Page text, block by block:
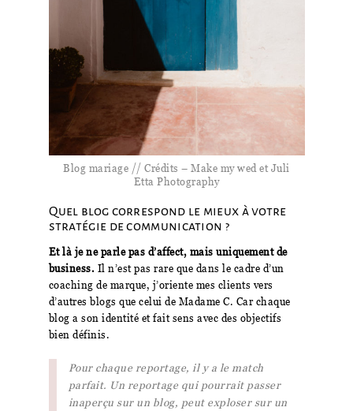
Blog mariage // Crédits – Make my wed et Juli
Etta Photography
Quel blog correspond le mieux à votre
stratégie de communication ?
Et là je ne parle pas d’affect, mais uniquement de
business. Il n’est pas rare que dans le cadre d’un
coaching de marque, j’oriente mes clients vers
d’autres blogs que celui de Madame C. Car chaque
blog a son identité et fait sens avec des objectifs
bien définis.
Pour chaque reportage, il y a le match
parfait. Un reportage qui pourrait passer
inaperçu sur un blog, peut exploser sur un